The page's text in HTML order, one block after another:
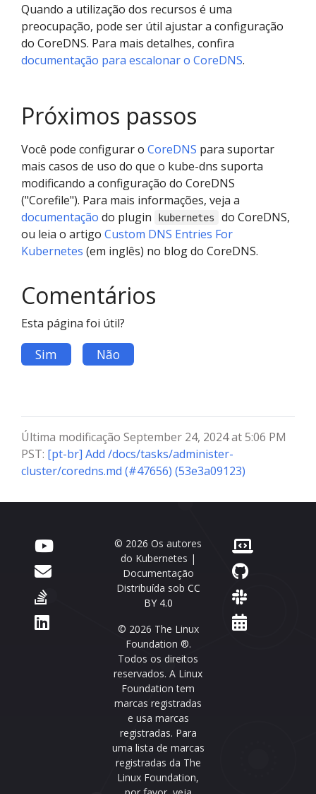
Quando a utilização dos recursos é uma
preocupação, pode ser útil ajustar a configuração
do CoreDNS. Para mais detalhes, confira
documentação para escalonar o CoreDNS.
Próximos passos
Você pode configurar o CoreDNS para suportar
mais casos de uso do que o kube-dns suporta
modificando a configuração do CoreDNS
("Corefile"). Para mais informações, veja a
documentação do plugin kubernetes
do CoreDNS,
ou leia o artigo Custom DNS Entries For
Kubernetes (em inglês) no blog do CoreDNS.
Comentários
Esta página foi útil?
Sim Não
Última modificação September 24, 2024 at 5:06 PM
PST: [pt-br] Add /docs/tasks/administer-
cluster/coredns.md (#47656) (53e3a09123)
© 2026 Os autores
do Kubernetes |
Documentação
Distribuída sob CC
BY 4.0
© 2026 The Linux
Foundation ®.
Todos os direitos
reservados. A Linux
Foundation tem
marcas registradas
e usa marcas
registradas. Para
uma lista de marcas
registradas da The
Linux Foundation,